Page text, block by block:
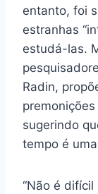
entanto, foi
estranhas
estudá-las.
Radin,
sugerindo
tempo é
“Não é difícil